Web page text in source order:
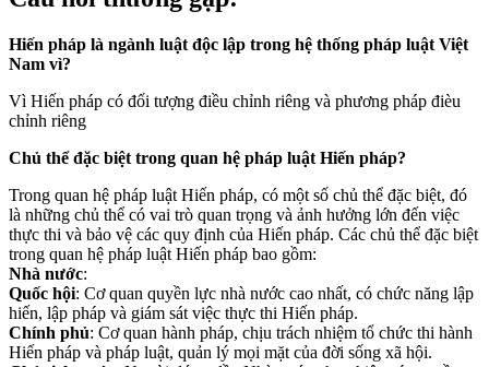
Hiến pháp là ngành luật độc lập trong hệ thống pháp luật Việt
Nam vì?
Vì Hiến pháp có đối tượng điều chỉnh riêng và phương pháp đièu
chỉnh riêng
Chủ thể đặc biệt trong quan hệ pháp luật Hiến pháp?
Trong quan hệ pháp luật Hiến pháp, có một số chủ thể đặc biệt, đó
là những chủ thể có vai trò quan trọng và ảnh hưởng lớn đến việc
thực thi và bảo vệ các quy định của Hiến pháp. Các chủ thể đặc biệt
trong quan hệ pháp luật Hiến pháp bao gồm:
Nhà nước:
Quốc hội: Cơ quan quyền lực nhà nước cao nhất, có chức năng lập
hiến, lập pháp và giám sát việc thực thi Hiến pháp.
Chính phủ: Cơ quan hành pháp, chịu trách nhiệm tổ chức thi hành
Hiến pháp và pháp luật, quản lý mọi mặt của đời sống xã hội.